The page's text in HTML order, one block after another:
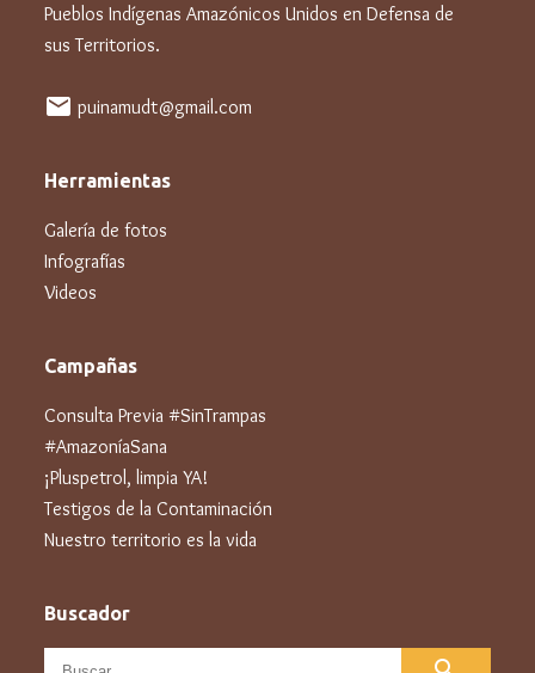
Pueblos Indígenas Amazónicos Unidos en Defensa de
sus Territorios.
mail puinamudt@gmail.com
Herramientas
Galería de fotos
Infografías
Videos
Campañas
Consulta Previa #SinTrampas
#AmazoníaSana
¡Pluspetrol, limpia YA!
Testigos de la Contaminación
Nuestro territorio es la vida
Buscador